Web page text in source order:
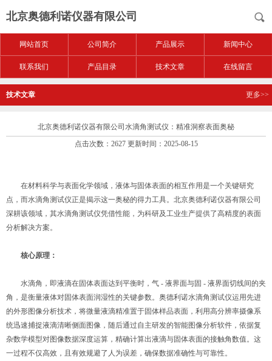
北京奥德利诺仪器有限公司
网站首页 公司简介 产品展示 新闻中心
联系我们 产品目录 技术文章 在线留言
技术文章 更多>>
北京奥德利诺仪器有限公司水滴角测试仪：精准洞察表面奥秘
点击次数：2627 更新时间：2025-08-15
在材料科学与表面化学领域，液体与固体表面的相互作用是一个关键研究
点，而水滴角测试仪正是揭示这一奥秘的得力工具。北京奥德利诺仪器有限公司
深耕该领域，其水滴角测试仪凭借性能，为科研及工业生产提供了高精度的表面
分析解决方案。
核心原理：
水滴角，即液滴在固体表面达到平衡时，气 - 液界面与固 - 液界面切线间的夹
角，是衡量液体对固体表面润湿性的关键参数。奥德利诺水滴角测试仪运用先进
的外形图像分析技术，将微量液滴精准置于固体样品表面，利用高分辨率摄像系
统迅速捕捉液滴清晰侧面图像，随后通过自主研发的智能图像分析软件，依据复
杂数学模型对图像数据深度运算，精确计算出液滴与固体表面的接触角数值。这
一过程不仅高效，且有效规避了人为误差，确保数据准确性与可靠性。